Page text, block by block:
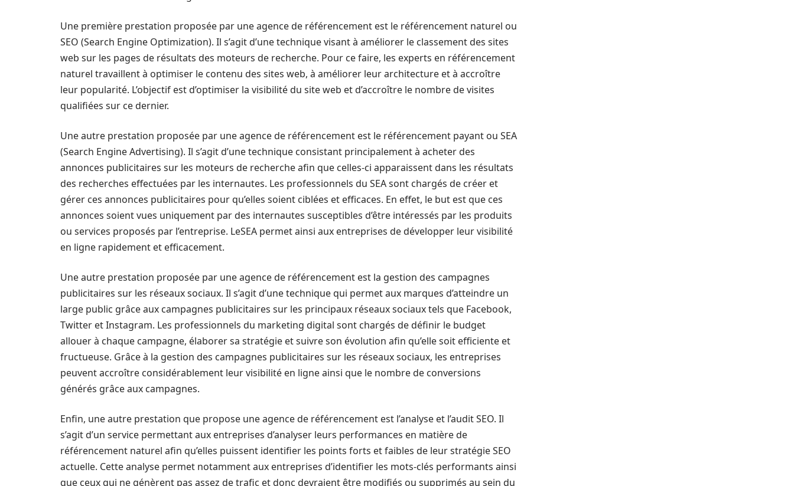
Une première prestation proposée par une agence de référencement est le référencement naturel ou
SEO (Search Engine Optimization). Il s’agit d’une technique visant à améliorer le classement des sites
web sur les pages de résultats des moteurs de recherche. Pour ce faire, les experts en référencement
naturel travaillent à optimiser le contenu des sites web, à améliorer leur architecture et à accroître
leur popularité. L’objectif est d’optimiser la visibilité du site web et d’accroître le nombre de visites
qualifiées sur ce dernier.
Une autre prestation proposée par une agence de référencement est le référencement payant ou SEA
(Search Engine Advertising). Il s’agit d’une technique consistant principalement à acheter des
annonces publicitaires sur les moteurs de recherche afin que celles-ci apparaissent dans les résultats
des recherches effectuées par les internautes. Les professionnels du SEA sont chargés de créer et
gérer ces annonces publicitaires pour qu’elles soient ciblées et efficaces. En effet, le but est que ces
annonces soient vues uniquement par des internautes susceptibles d’être intéressés par les produits
ou services proposés par l’entreprise. LeSEA permet ainsi aux entreprises de développer leur visibilité
en ligne rapidement et efficacement.
Une autre prestation proposée par une agence de référencement est la gestion des campagnes
publicitaires sur les réseaux sociaux. Il s’agit d’une technique qui permet aux marques d’atteindre un
large public grâce aux campagnes publicitaires sur les principaux réseaux sociaux tels que Facebook,
Twitter et Instagram. Les professionnels du marketing digital sont chargés de définir le budget
allouer à chaque campagne, élaborer sa stratégie et suivre son évolution afin qu’elle soit efficiente et
fructueuse. Grâce à la gestion des campagnes publicitaires sur les réseaux sociaux, les entreprises
peuvent accroître considérablement leur visibilité en ligne ainsi que le nombre de conversions
générés grâce aux campagnes.
Enfin, une autre prestation que propose une agence de référencement est l’analyse et l’audit SEO. Il
s’agit d’un service permettant aux entreprises d’analyser leurs performances en matière de
référencement naturel afin qu’elles puissent identifier les points forts et faibles de leur stratégie SEO
actuelle. Cette analyse permet notamment aux entreprises d’identifier les mots-clés performants ainsi
que ceux qui ne génèrent pas assez de trafic et donc devraient être modifiés ou supprimés au sein du